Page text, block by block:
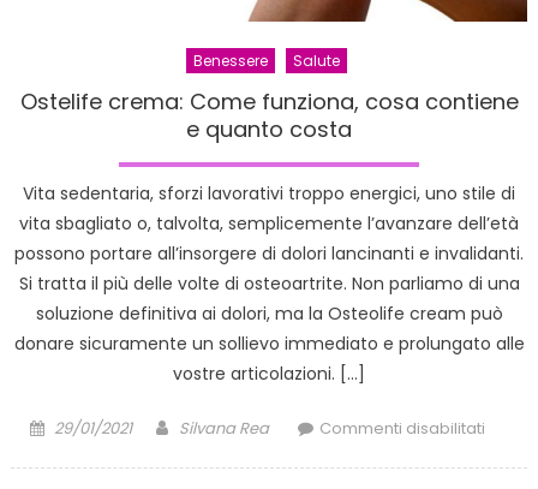
tosse
Benessere Salute
Ostelife crema: Come funziona, cosa contiene
e quanto costa
Vita sedentaria, sforzi lavorativi troppo energici, uno stile di
vita sbagliato o, talvolta, semplicemente l’avanzare dell’età
possono portare all’insorgere di dolori lancinanti e invalidanti.
Si tratta il più delle volte di osteoartrite. Non parliamo di una
soluzione definitiva ai dolori, ma la Osteolife cream può
donare sicuramente un sollievo immediato e prolungato alle
vostre articolazioni. […]
Posted
29/01/2021 Author
Silvana Rea Commenti disabilitatisu